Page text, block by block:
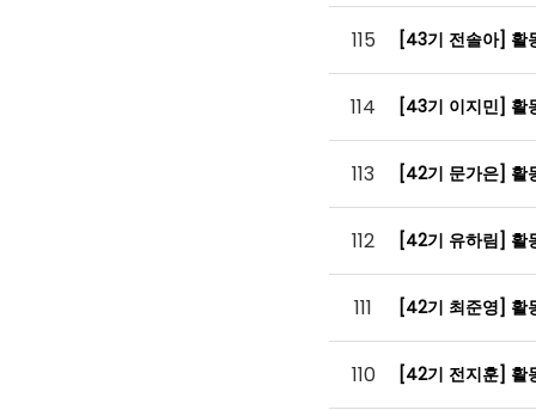
115 [43기 전솔아] 활
114 [43기 이지민] 활
113 [42기 문가은] 활
112 [42기 유하림] 활
111 [42기 최준영] 활
110 [42기 전지훈] 활